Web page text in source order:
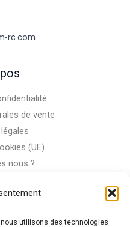
utilisons des technologies
rc.com
de vente
(UE)
nous ?